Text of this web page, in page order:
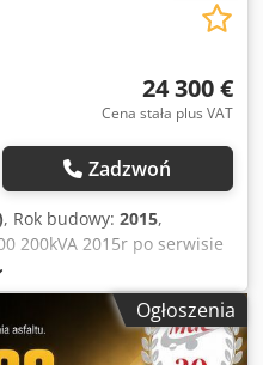
24 300 €
Cena stała plus VAT
Zadzwoń
, Rok budowy: 2015,
200kVA 2015r po serwisie
rok produkcji 2015;
godzin Agregat w pełni
H T Hjx Ab Rja
poniżej
Ogłoszenia